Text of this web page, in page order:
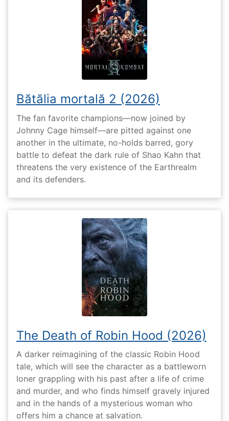
Bătălia mortală 2 (2026)
The fan favorite champions—now joined by
Johnny Cage himself—are pitted against one
another in the ultimate, no-holds barred, gory
battle to defeat the dark rule of Shao Kahn that
threatens the very existence of the Earthrealm
and its defenders.
The Death of Robin Hood (2026)
A darker reimagining of the classic Robin Hood
tale, which will see the character as a battleworn
loner grappling with his past after a life of crime
and murder, and who finds himself gravely injured
and in the hands of a mysterious woman who
offers him a chance at salvation.